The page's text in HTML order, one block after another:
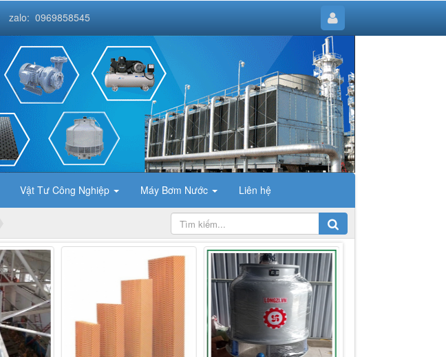
Vật Tư Công Nghiệp Máy Bơm Nước Liên hệ
zalo: 0969858545